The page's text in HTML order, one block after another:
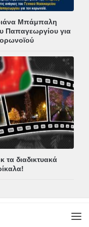
Μπάμπαλη
Παπαγεωργίου για
τα διαδικτυακά